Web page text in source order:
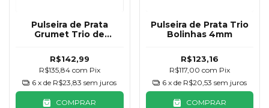
Pulseira de Prata
Grumet Trio de
R$142,99
R$135,84 com Pix
6 x de R$23,83 sem juros
COMPRAR
Pulseira de Prata Trio
Bolinhas 4mm
R$123,16
R$117,00 com Pix
6 x de R$20,53 sem juros
COMPRAR